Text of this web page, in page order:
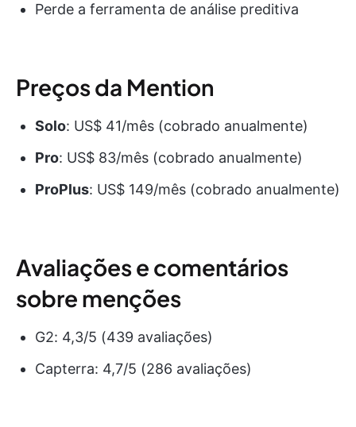
Perde a ferramenta de análise preditiva
Preços da Mention
Solo: US$ 41/mês (cobrado anualmente)
Pro: US$ 83/mês (cobrado anualmente)
ProPlus: US$ 149/mês (cobrado anualmente)
Avaliações e comentários
sobre menções
G2: 4,3/5 (439 avaliações)
Capterra: 4,7/5 (286 avaliações)